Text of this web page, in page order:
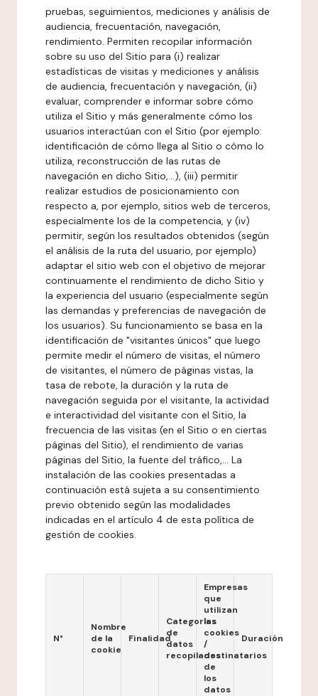
pruebas, seguimientos, mediciones y análisis de
audiencia, frecuentación, navegación,
rendimiento. Permiten recopilar información
sobre su uso del Sitio para (i) realizar
estadísticas de visitas y mediciones y análisis
de audiencia, frecuentación y navegación, (ii)
evaluar, comprender e informar sobre cómo
utiliza el Sitio y más generalmente cómo los
usuarios interactúan con el Sitio (por ejemplo:
identificación de cómo llega al Sitio o cómo lo
utiliza, reconstrucción de las rutas de
navegación en dicho Sitio,...), (iii) permitir
realizar estudios de posicionamiento con
respecto a, por ejemplo, sitios web de terceros,
especialmente los de la competencia, y (iv)
permitir, según los resultados obtenidos (según
el análisis de la ruta del usuario, por ejemplo)
adaptar el sitio web con el objetivo de mejorar
continuamente el rendimiento de dicho Sitio y
la experiencia del usuario (especialmente según
las demandas y preferencias de navegación de
los usuarios). Su funcionamiento se basa en la
identificación de "visitantes únicos" que luego
permite medir el número de visitas, el número
de visitantes, el número de páginas vistas, la
tasa de rebote, la duración y la ruta de
navegación seguida por el visitante, la actividad
e interactividad del visitante con el Sitio, la
frecuencia de las visitas (en el Sitio o en ciertas
páginas del Sitio), el rendimiento de varias
páginas del Sitio, la fuente del tráfico,... La
instalación de las cookies presentadas a
continuación está sujeta a su consentimiento
previo obtenido según las modalidades
indicadas en el artículo 4 de esta política de
gestión de cookies.
N°
Nombre
de la
cookie
Finalidad
Categorías
de
datos
recopilados
Empresas
que
utilizan
las
cookies
/
destinatarios
de
los
datos
Duración